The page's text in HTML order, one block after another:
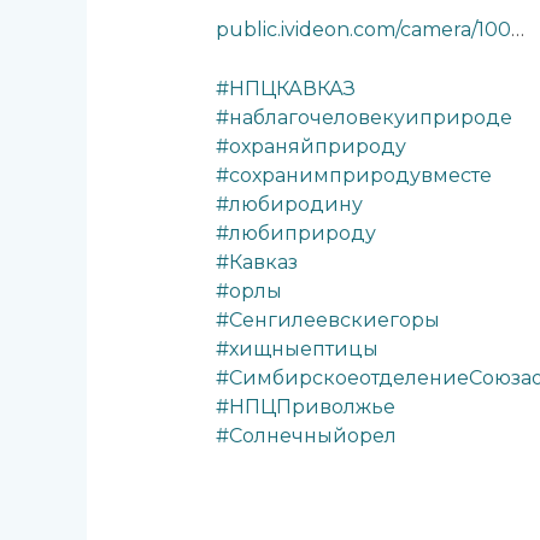
public.ivideon.com/camera/100…
#НПЦКАВКАЗ
#наблагочеловекуиприроде
#охраняйприроду
#сохранимприродувместе
#любиродину
#любиприроду
#Кавказ
#орлы
#Сенгилеевскиегоры
#хищныептицы
#НПЦПриволжье
#Солнечныйорел